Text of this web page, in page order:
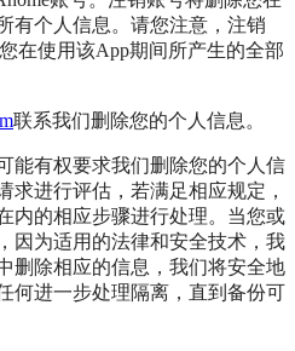
有个人信息。请您注意，注销
在使用该App期间所产生的全部
联系我们删除您的个人信息。
能有权要求我们删除您的个人信
求进行评估，若满足相应规定，
内的相应步骤进行处理。当您或
因为适用的法律和安全技术，我
删除相应的信息，我们将安全地
何进一步处理隔离，直到备份可